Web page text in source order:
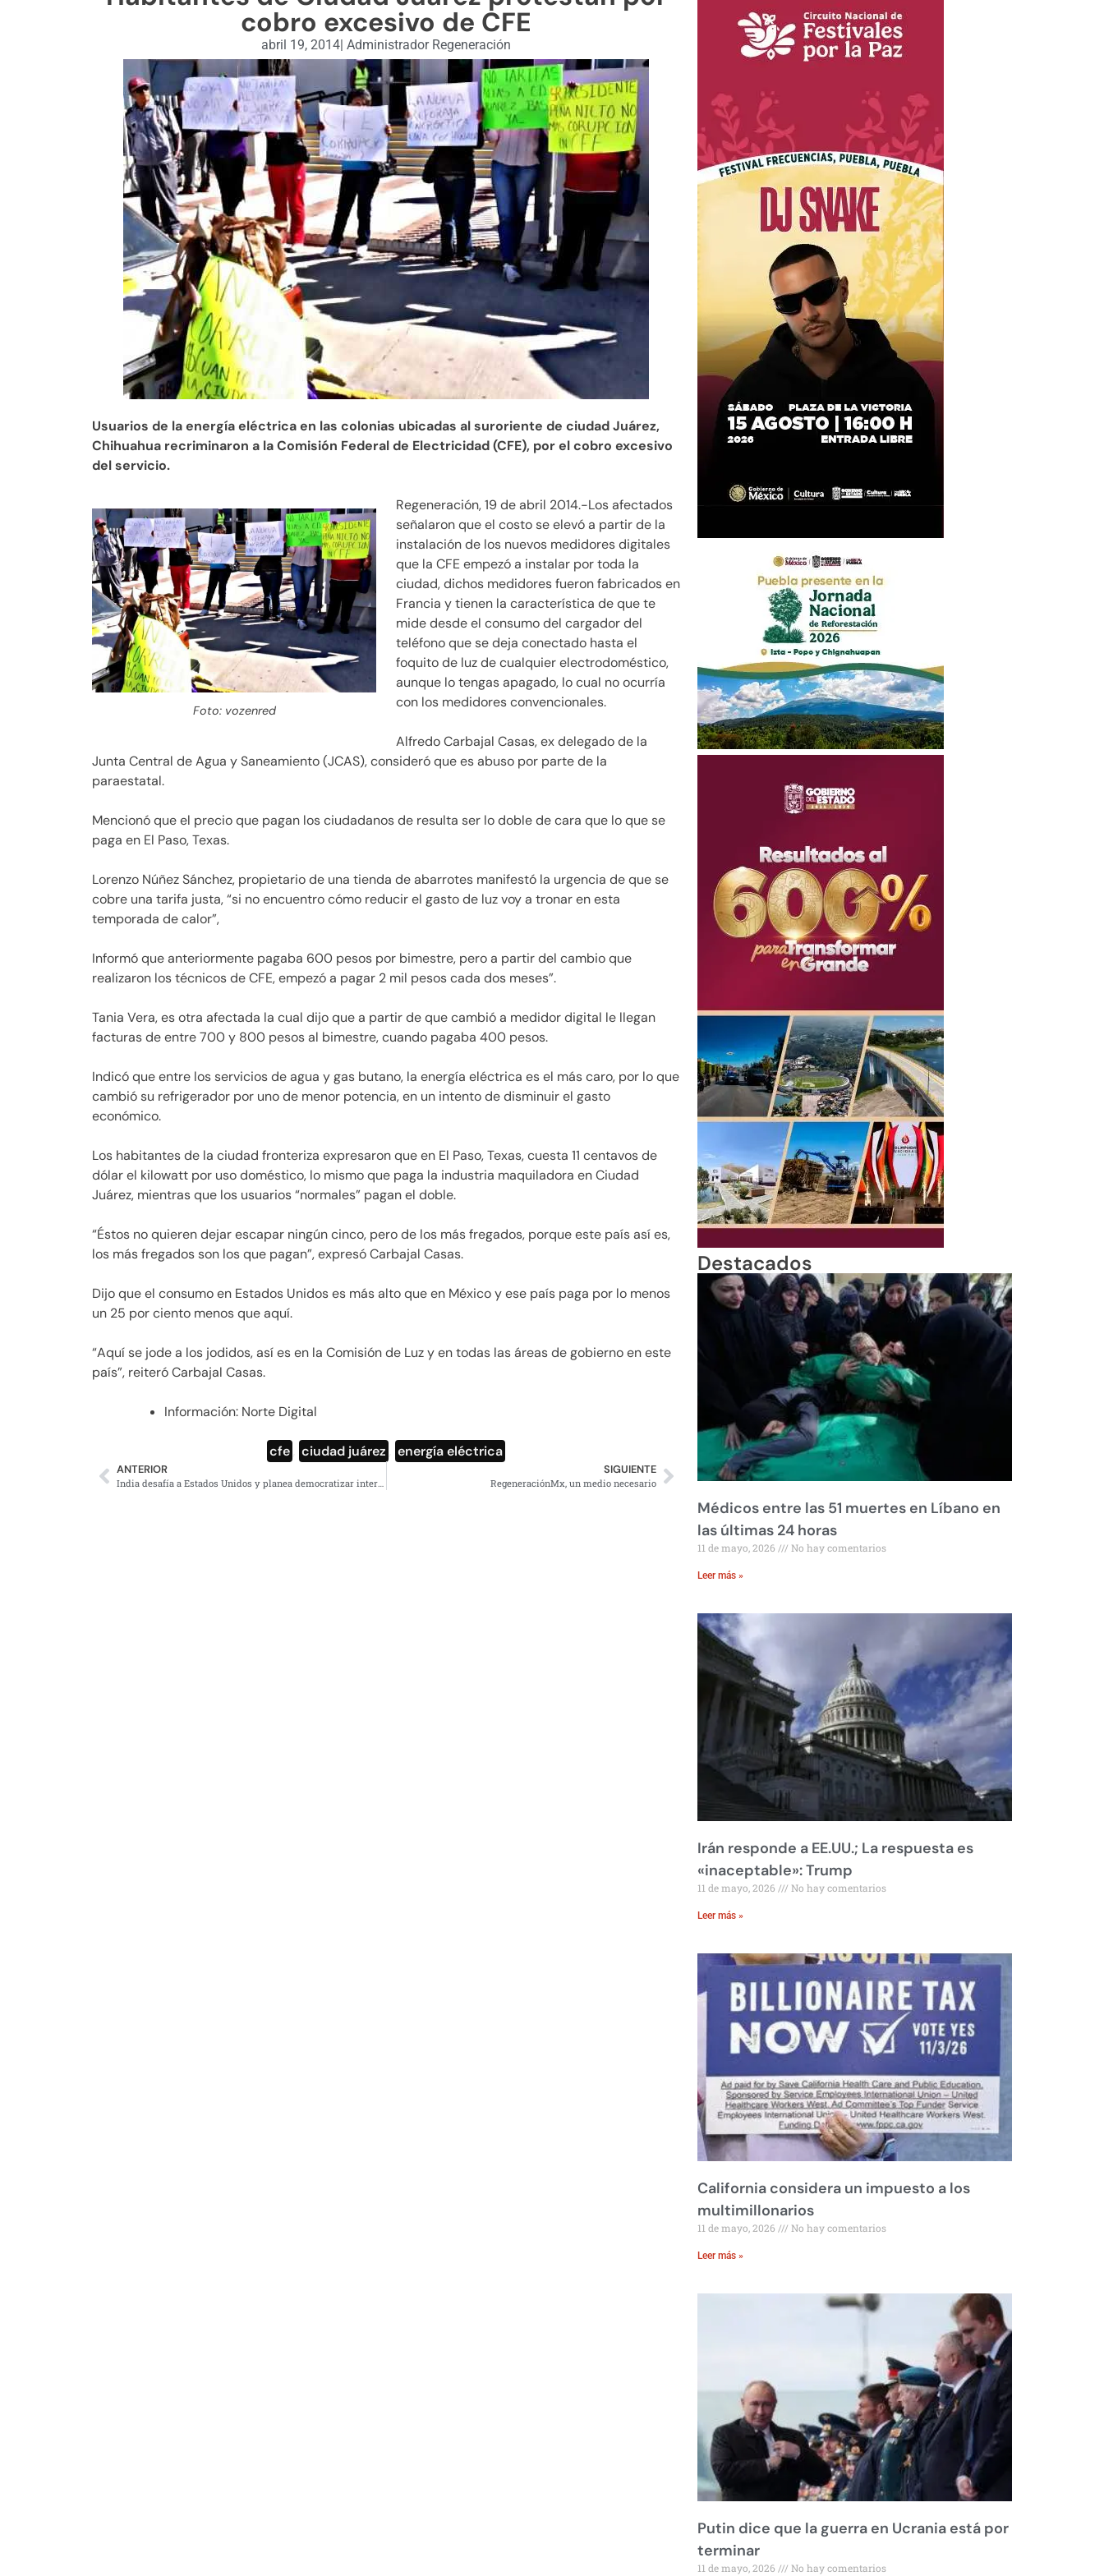
cobro excesivo de CFE
abril 19, 2014 Administrador Regeneración
Usuarios de la energía eléctrica en las colonias ubicadas al suroriente de ciudad Juárez,
Chihuahua recriminaron a la Comisión Federal de Electricidad (CFE), por el cobro excesivo
del servicio.
Foto: vozenred
Regeneración, 19 de abril 2014.-Los afectados
señalaron que el costo se elevó a partir de la
instalación de los nuevos medidores digitales
que la CFE empezó a instalar por toda la
ciudad, dichos medidores fueron fabricados en
Francia y tienen la característica de que te
mide desde el consumo del cargador del
teléfono que se deja conectado hasta el
foquito de luz de cualquier electrodoméstico,
aunque lo tengas apagado, lo cual no ocurría
con los medidores convencionales.
Alfredo Carbajal Casas, ex delegado de la
Junta Central de Agua y Saneamiento (JCAS), consideró que es abuso por parte de la
paraestatal.
Mencionó que el precio que pagan los ciudadanos de resulta ser lo doble de cara que lo que se
paga en El Paso, Texas.
Lorenzo Núñez Sánchez, propietario de una tienda de abarrotes manifestó la urgencia de que se
cobre una tarifa justa, “si no encuentro cómo reducir el gasto de luz voy a tronar en esta
temporada de calor”,
Informó que anteriormente pagaba 600 pesos por bimestre, pero a partir del cambio que
realizaron los técnicos de CFE, empezó a pagar 2 mil pesos cada dos meses”.
Tania Vera, es otra afectada la cual dijo que a partir de que cambió a medidor digital le llegan
facturas de entre 700 y 800 pesos al bimestre, cuando pagaba 400 pesos.
Indicó que entre los servicios de agua y gas butano, la energía eléctrica es el más caro, por lo que
cambió su refrigerador por uno de menor potencia, en un intento de disminuir el gasto
económico.
Los habitantes de la ciudad fronteriza expresaron que en El Paso, Texas, cuesta 11 centavos de
dólar el kilowatt por uso doméstico, lo mismo que paga la industria maquiladora en Ciudad
Juárez, mientras que los usuarios “normales” pagan el doble.
“Éstos no quieren dejar escapar ningún cinco, pero de los más fregados, porque este país así es,
los más fregados son los que pagan”, expresó Carbajal Casas.
Dijo que el consumo en Estados Unidos es más alto que en México y ese país paga por lo menos
un 25 por ciento menos que aquí.
“Aquí se jode a los jodidos, así es en la Comisión de Luz y en todas las áreas de gobierno en este
país”, reiteró Carbajal Casas.
Información: Norte Digital
cfe ciudad juárez energía eléctrica
ANTERIOR
India desafía a Estados Unidos y planea democratizar internet
SIGUIENTE
RegeneraciónMx, un medio necesario
Destacados
Médicos entre las 51 muertes en Líbano en
las últimas 24 horas
11 de mayo, 2026 No hay comentarios
Leer más »
Irán responde a EE.UU.; La respuesta es
«inaceptable»: Trump
11 de mayo, 2026 No hay comentarios
Leer más »
California considera un impuesto a los
multimillonarios
11 de mayo, 2026 No hay comentarios
Leer más »
Putin dice que la guerra en Ucrania está por
terminar
11 de mayo, 2026 No hay comentarios